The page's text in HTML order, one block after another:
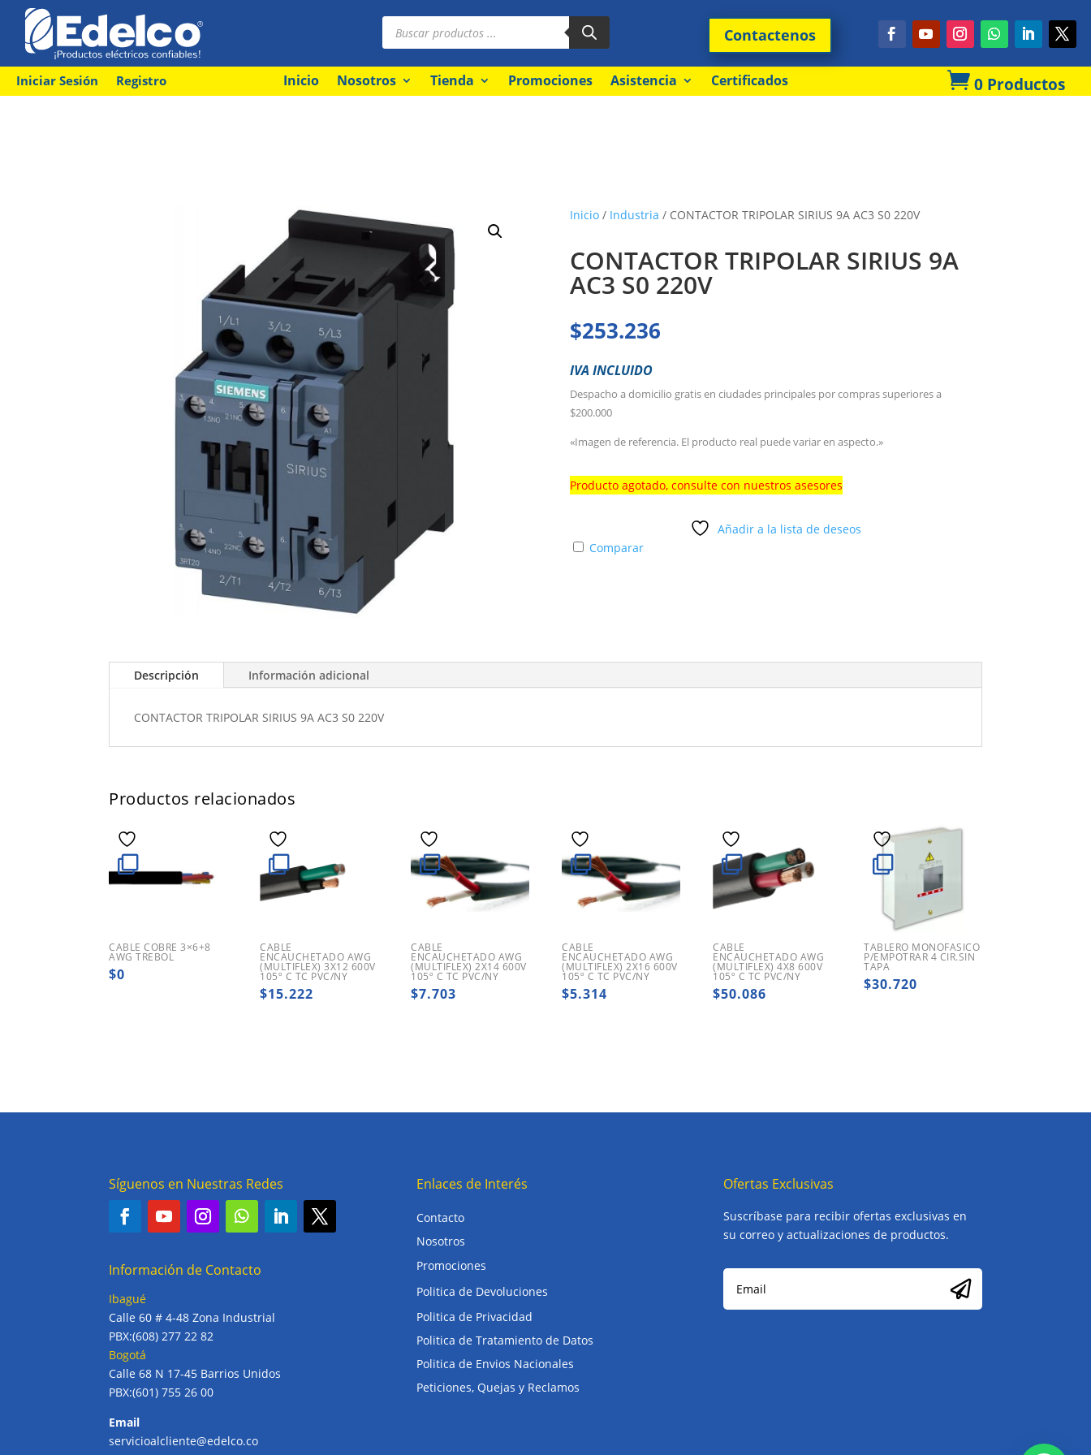
Búsqueda
productos Contactenos
Iniciar Sesión Registro Inicio Nosotros Tienda Promociones Asistencia Certificados  0 Productos
Inicio/ Industria / CONTACTOR TRIPOLAR SIRIUS 9A AC3 S0 220V
CONTACTOR TRIPOLAR SIRIUS 9A
AC3 S0 220V
$253.236
IVA INCLUIDO
Despacho a domicilio gratis en ciudades principales por compras superiores a
$200.000
«Imagen de referencia. El producto real puede variar en aspecto.»
Producto agotado, consulte con nuestros asesores
Añadir a la lista de deseos
Comparar
Descripción Información adicional
CONTACTOR TRIPOLAR SIRIUS 9A AC3 S0 220V
Productos relacionados
CABLE COBRE 3×6+8
AWG TREBOL
$0
CABLE
ENCAUCHETADO AWG
(MULTIFLEX) 3X12 600V
105º C TC PVC/NY
$15.222
CABLE
ENCAUCHETADO AWG
(MULTIFLEX) 2X14 600V
105º C TC PVC/NY
$7.703
CABLE
ENCAUCHETADO AWG
(MULTIFLEX) 2X16 600V
105º C TC PVC/NY
$5.314
CABLE
ENCAUCHETADO AWG
(MULTIFLEX) 4X8 600V
105º C TC PVC/NY
$50.086
TABLERO MONOFASICO
P/EMPOTRAR 4 CIR.SIN
TAPA
$30.720
Síguenos en Nuestras Redes
Información de Contacto
Ibagué
Calle 60 # 4-48 Zona Industrial
PBX:(608) 277 22 82
Bogotá
Calle 68 N 17-45 Barrios Unidos
PBX:(601) 755 26 00
Email
servicioalcliente@edelco.co
Enlaces de Interés
Contacto
Nosotros
Promociones
Politica de Devoluciones
Politica de Privacidad
Politica de Tratamiento de Datos
Politica de Envios Nacionales
Peticiones, Quejas y Reclamos
Ofertas Exclusivas
Suscríbase para recibir ofertas exclusivas en
su correo y actualizaciones de productos.